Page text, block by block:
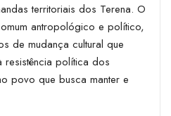
territoriais dos Terena. O
antropológico e político,
de mudança cultural que
política dos
povo que busca manter e